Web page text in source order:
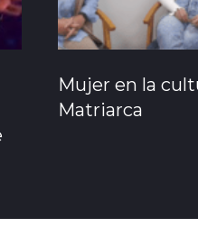
Mujer en la
Matriarca